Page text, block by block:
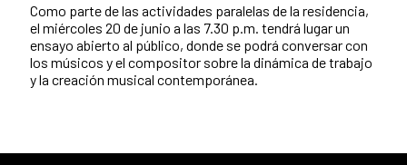
Como parte de las actividades paralelas de la residencia,
el miércoles 20 de junio a las 7.30 p.m. tendrá lugar un
ensayo abierto al público, donde se podrá conversar con
los músicos y el compositor sobre la dinámica de trabajo
y la creación musical contemporánea.